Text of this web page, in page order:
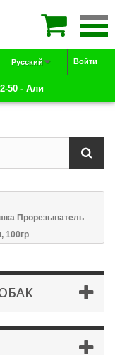
Войти
Русский
50 - Али
Прорезыватель
100гр
